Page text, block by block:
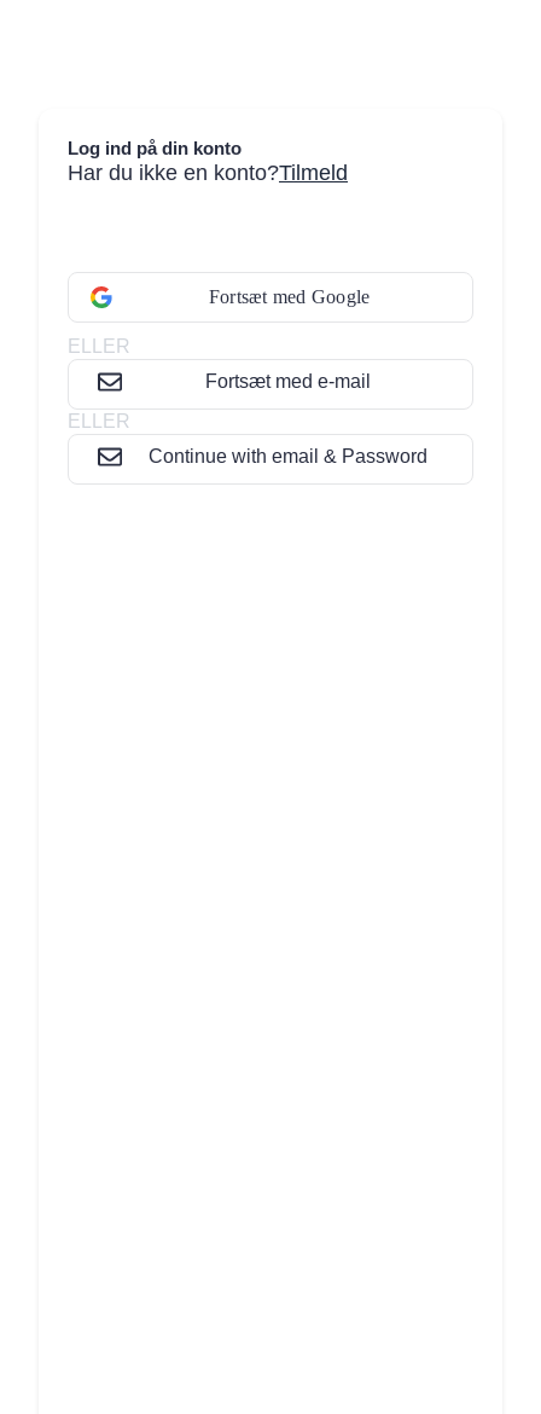
Log ind på din konto
Har du ikke en konto?Tilmeld
Fortsæt med Google
ELLER
Fortsæt med e-mail
ELLER
Continue with email & Password